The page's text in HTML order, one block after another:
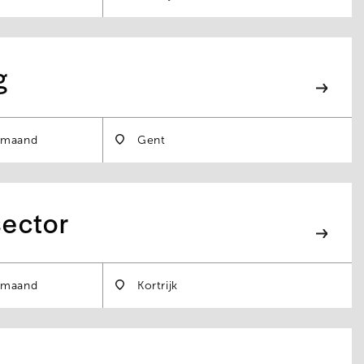
Gent
Kortrijk